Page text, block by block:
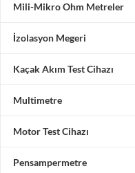
Mili-Mikro Ohm Metreler
İzolasyon Megeri
Kaçak Akım Test Cihazı
Multimetre
Motor Test Cihazı
Pensampermetre